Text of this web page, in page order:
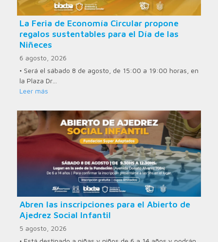
La Feria de Economía Circular propone
regalos sustentables para el Día de las
Niñeces
6 agosto, 2026
• Será el sábado 8 de agosto, de 15:00 a 19:00 horas, en
la Plaza Dr…
Leer más
Abren las inscripciones para el Abierto de
Ajedrez Social Infantil
5 agosto, 2026